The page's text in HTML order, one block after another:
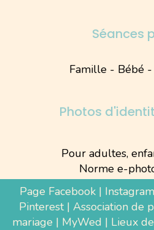
Séances
Famille - Bébé -
Photos
Pour adultes,
Norme e-
Page Facebook| Instagram
Pinterest| Association de
mariage | MyWed | Lieux